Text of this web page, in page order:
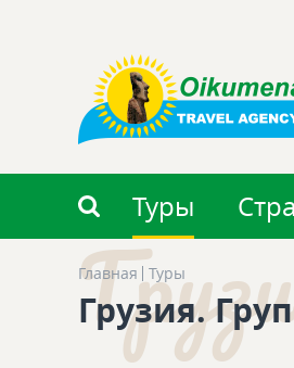
Туры
Главная Туры
Грузия.